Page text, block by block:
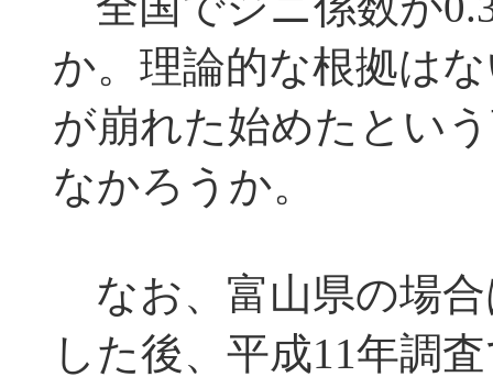
か。理論的な根拠は
が崩れた始めたとい
なかろうか。
なお、富山県の場合
した後、平成11年調